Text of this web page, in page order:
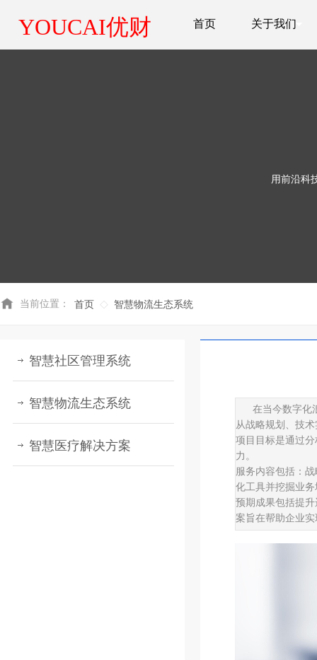
用前沿科
首页 关于我们
YOUCAI优财
首页 ◇ 智慧物流生态系统
当前位置：
智慧社区管理系统
智慧物流生态系统
智慧医疗解决方案
在当今数字化
从战略规划、技
项目目标是通过
力。
服务内容包括：
化工具并挖掘业
预期成果包括提
案旨在帮助企业